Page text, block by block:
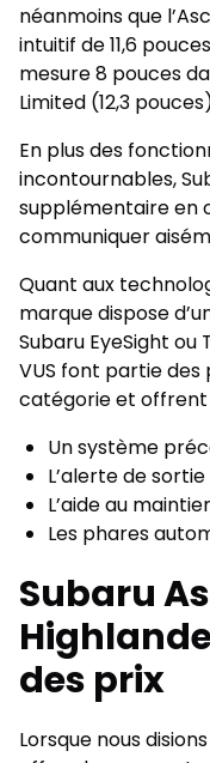
néanmoins que
intuitif de 11,6
mesure 8 pouces
Limited (12,3
En plus des
incontournables,
supplémentaire en
communiquer
Quant aux
marque dispose
Subaru EyeSight ou
VUS font partie des
catégorie et offrent
Un système
L’alerte de
L’aide au
Les phares
Subaru
des prix
Lorsque nous